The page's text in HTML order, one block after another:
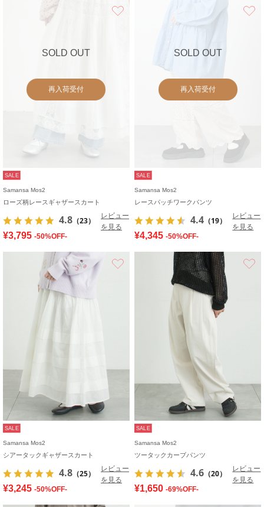
SOLD OUT
再入荷受付
SALE
Samansa Mos2
ローズ柄レースギャザースカート
4.8 （23）
レビュー
を見る
¥3,795 -50%OFF-
SOLD OUT
再入荷受付
SALE
Samansa Mos2
レースパッチワークパンツ
4.4 （19）
レビュー
を見る
¥4,345 -50%OFF-
SALE
Samansa Mos2
シアータックギャザースカート
4.8 （25）
レビュー
を見る
¥3,245 -50%OFF-
SALE
Samansa Mos2
ツータックカーブパンツ
4.6 （20）
レビュー
を見る
¥1,650 -69%OFF-